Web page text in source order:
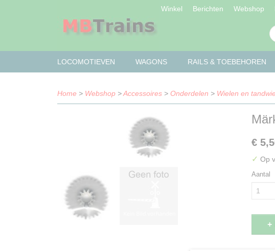
Winkel Berichten Webshop
LOCOMOTIEVEN WAGONS RAILS & TOEBEHOREN
Home > Webshop >Accessoires > Onderdelen > Wielen en
€
✓ Op
Aantal